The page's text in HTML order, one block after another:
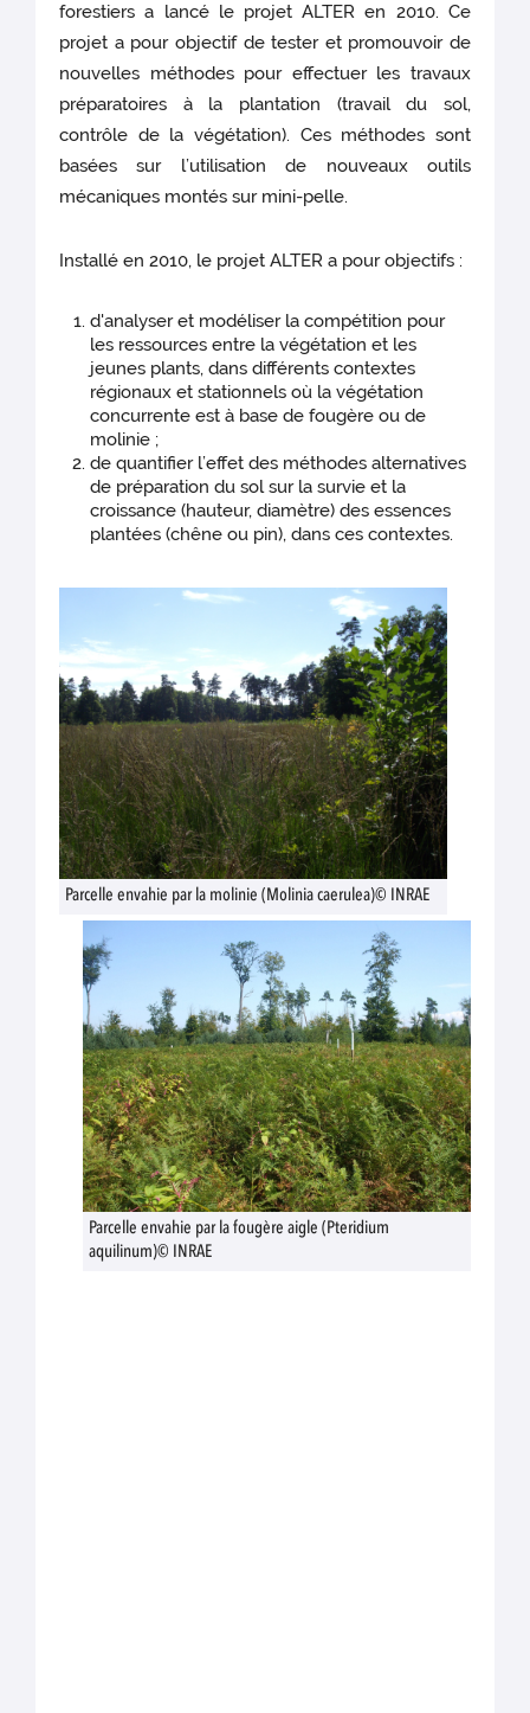
forestiers a lancé le projet ALTER en 2010. Ce
projet a pour objectif de tester et promouvoir de
nouvelles méthodes pour effectuer les travaux
préparatoires à la plantation (travail du sol,
contrôle de la végétation). Ces méthodes sont
basées sur l’utilisation de nouveaux outils
mécaniques montés sur mini-pelle.
Installé en 2010, le projet ALTER a pour objectifs :
d'analyser et modéliser la compétition pour
les ressources entre la végétation et les
jeunes plants, dans différents contextes
régionaux et stationnels où la végétation
concurrente est à base de fougère ou de
molinie ;
de quantifier l’effet des méthodes alternatives
de préparation du sol sur la survie et la
croissance (hauteur, diamètre) des essences
plantées (chêne ou pin), dans ces contextes.
Parcelle envahie par la molinie (Molinia caerulea)© INRAE
Parcelle envahie par la fougère aigle (Pteridium
aquilinum)© INRAE